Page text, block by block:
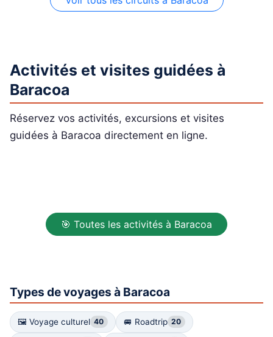
Activités et visites guidées à
Baracoa
Réservez vos activités, excursions et visites
guidées à Baracoa directement en ligne.
🎯 Toutes les activités à Baracoa
Types de voyages à Baracoa
🖼 Voyage culturel 40 🚐 Roadtrip 20